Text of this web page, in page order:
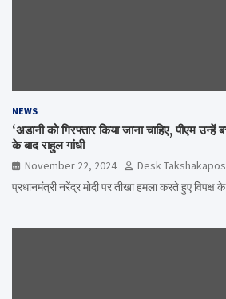
NEWS
‘अडानी को गिरफ्तार किया जाना चाहिए, पीएम
के बाद राहुल गांधी
November 22, 2024
Desk
प्रधानमंत्री नरेंद्र मोदी पर तीखा हमला करते हुए विपक्ष